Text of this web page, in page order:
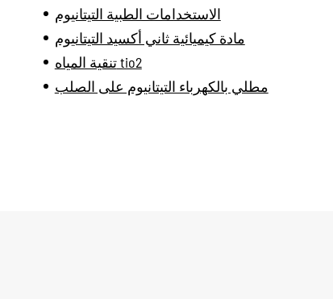
الاستخدامات الطبية التيتانيوم
مادة كيميائية ثاني أكسيد التيتانيوم
تنقية المياه tio2
مطلي بالكهرباء التيتانيوم على الصلب